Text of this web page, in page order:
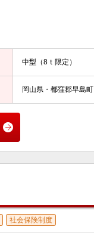
中型（8ｔ限定）
岡山県・都窪郡早島町
社会保険制度